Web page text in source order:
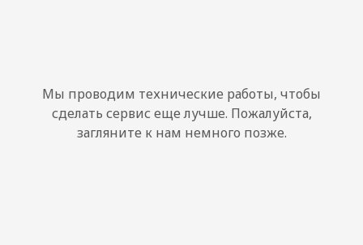
Мы проводим технические работы, чтобы
сделать сервис еще лучше. Пожалуйста,
загляните к нам немного позже.